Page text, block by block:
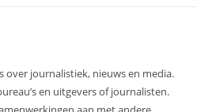
over journalistiek, nieuws en media.
en uitgevers of journalisten.